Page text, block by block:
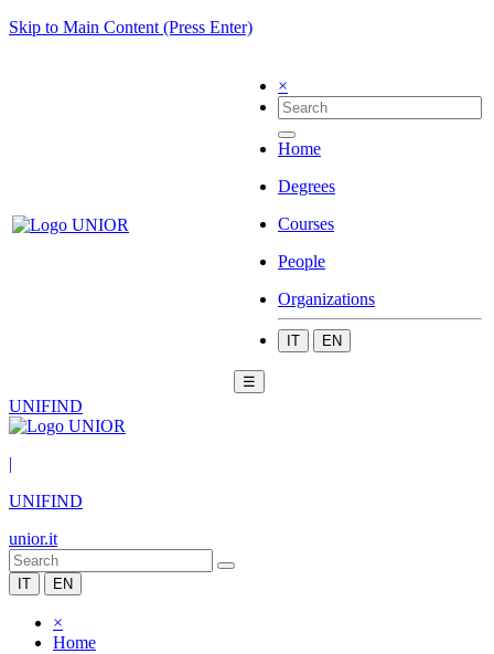
Skip to Main Content (Press Enter)
×
Home
Degrees
Courses
People
Organizations
IT EN
☰
UNIFIND
|
UNIFIND
unior.it
IT EN
×
Home